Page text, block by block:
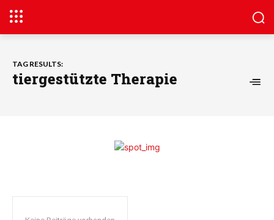
TAG RESULTS:
tiergestützte Therapie